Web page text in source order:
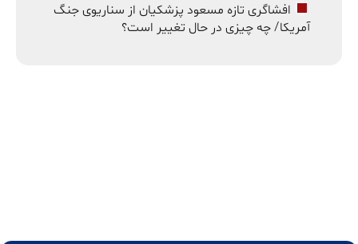
افشاگری تازه مسعود پزشکیان از سناریوی جنگ
آمریکا/ چه چیزی در حال تغییر است؟